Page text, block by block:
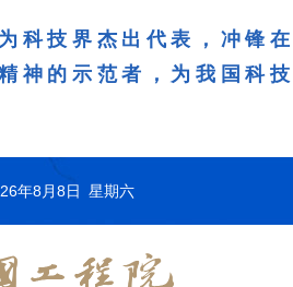
科技界杰出代表，冲锋
神的示范者，为我国科
年8月8日 星期六